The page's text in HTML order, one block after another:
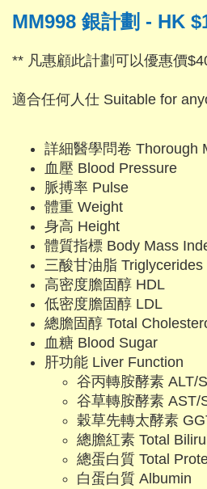
MM998 銀計劃 - HK
** 凡惠顧此計劃可以優惠價
適合任何人仕 Suitable for
詳細醫學問卷 Thorough
血壓 Blood Pressure
脈搏率 Pulse
體重 Weight
身高 Height
體質指標 Body Mass
三酸甘油脂 Triglycerides
高密度膽固醇 HDL
低密度膽固醇 LDL
總膽固醇 Total
血糖 Blood Sugar
肝功能 Liver Function
谷丙轉胺酵素 ALT/
谷草轉胺酵素 AST/
穀草先轉太酵素
總膽紅素 Total
總蛋白質 Total
白蛋白質 Albumin